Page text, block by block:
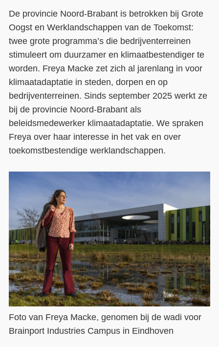
De provincie Noord-Brabant is betrokken bij Grote
Oogst en Werklandschappen van de Toekomst:
twee grote programma’s die bedrijventerreinen
stimuleert om duurzamer en klimaatbestendiger te
worden. Freya Macke zet zich al jarenlang in voor
klimaatadaptatie in steden, dorpen en op
bedrijventerreinen. Sinds september 2025 werkt ze
bij de provincie Noord-Brabant als
beleidsmedewerker klimaatadaptatie. We spraken
Freya over haar interesse in het vak en over
toekomstbestendige werklandschappen.
Foto van Freya Macke, genomen bij de wadi voor
Brainport Industries Campus in Eindhoven
Monitoring
Contact
Over ons
LIFE-IP Klimaatadaptatie
Weerbaar Dommelland